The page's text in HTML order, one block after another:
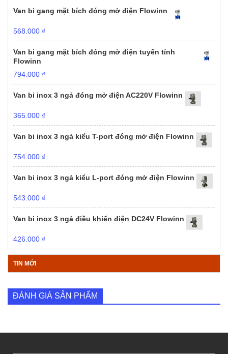
Van bi gang mặt bích đóng mở điện Flowinn
568.000 ₫
Van bi gang mặt bích đóng mở điện tuyến tính
Flowinn
794.000 ₫
Van bi inox 3 ngả đóng mở điện AC220V Flowinn
365.000 ₫
Van bi inox 3 ngả kiểu T-port đóng mở điện Flowinn
754.000 ₫
Van bi inox 3 ngả kiểu L-port đóng mở điện Flowinn
543.000 ₫
Van bi inox 3 ngả điều khiển điện DC24V Flowinn
426.000 ₫
TIN MỚI
ĐÁNH GIÁ SẢN PHẨM